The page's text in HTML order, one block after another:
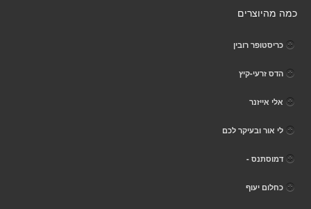
כמה מהיוצרים
כריסטופר רובין
הדס זרעי-קיץ
אלי אייזנר
לי אור ובעיקר לכם
דמוסתנס -
כחלום יעוף